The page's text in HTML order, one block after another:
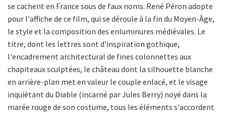
se cachent en France sous de faux noms. René Péron adopte
pour l'affiche de ce film, qui se déroule à la fin du Moyen-Âge,
le style et la composition des enluminures médiévales. Le
titre, dont les lettres sont d'inspiration gothique,
l'encadrement architectural de fines colonnettes aux
chapiteaux sculptées, le château dont la silhouette blanche
en arrière-plan met en valeur le couple enlacé, et le visage
inquiétant du Diable (incarné par Jules Berry) noyé dans la
marée rouge de son costume, tous les éléments s'accordent